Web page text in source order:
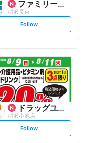
ファミリーマート
稲沢長束
s
t
l
o
w
Follow
ドラッグユタカ
稲沢小池店
s
t
Follow